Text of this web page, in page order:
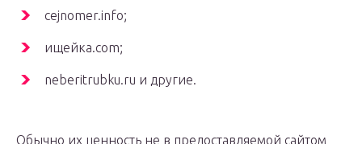
cejnomer.info;
ищейка.com;
neberitrubku.ru и другие.
Обычно их ценность не в предоставляемой сайтом